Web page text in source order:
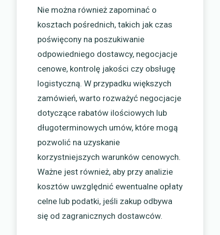
Nie można również zapominać o
kosztach pośrednich, takich jak czas
poświęcony na poszukiwanie
odpowiedniego dostawcy, negocjacje
cenowe, kontrolę jakości czy obsługę
logistyczną. W przypadku większych
zamówień, warto rozważyć negocjacje
dotyczące rabatów ilościowych lub
długoterminowych umów, które mogą
pozwolić na uzyskanie
korzystniejszych warunków cenowych.
Ważne jest również, aby przy analizie
kosztów uwzględnić ewentualne opłaty
celne lub podatki, jeśli zakup odbywa
się od zagranicznych dostawców.